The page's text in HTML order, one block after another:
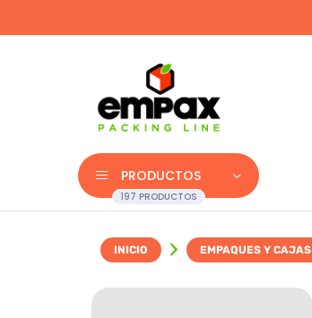
PRODUCTOS
197 PRODUCTOS
INICIO EMPAQUES Y CAJAS